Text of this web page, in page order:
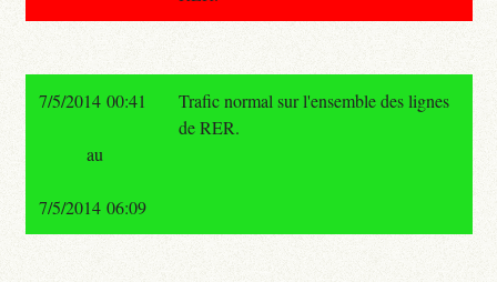
7/5/2014 00:41
Trafic normal sur l'ensemble des lignes
de RER.
au
7/5/2014 06:09